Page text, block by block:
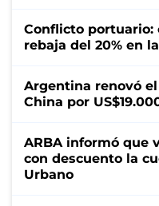
Conflicto portuario:
rebaja del 20% en
Argentina renovó
China por
ARBA informó que
con descuento la
Urbano